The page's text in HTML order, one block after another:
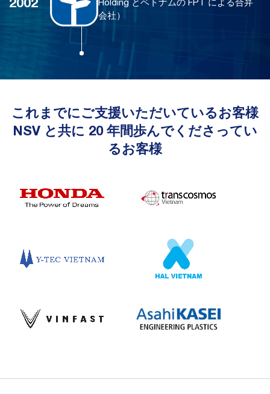
Holding とベトナムの FPT による合弁
会社）
これまでにご支援いただいているお客様
NSV と共に 20 年間歩んでくださってい
るお客様